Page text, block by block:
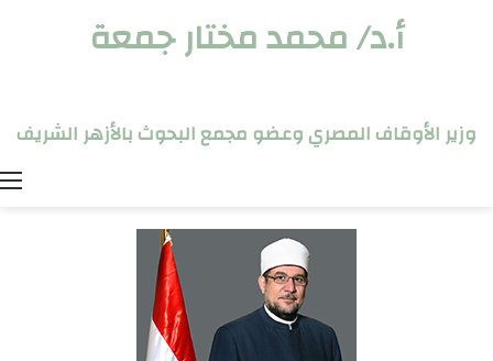
أ.د/ محمد مختار جمعة
وزير الأوقاف المصري وعضو مجمع البحوث بالأزهر الشريف